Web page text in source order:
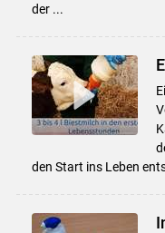
der ...
den Start ins Leben